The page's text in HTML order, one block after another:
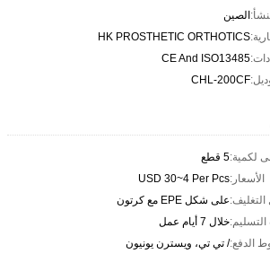
الصين
HK PROSTHETIC ORTHOTICS
CE And ISO13485
CHL-200CF
لكمية:5 قطع
الأسعار:USD 30~4 Per Pcs
على شكل EPE مع كرتون
خلال 7 أيام عمل
الدفع:/ تي تي، ويسترن يونيون